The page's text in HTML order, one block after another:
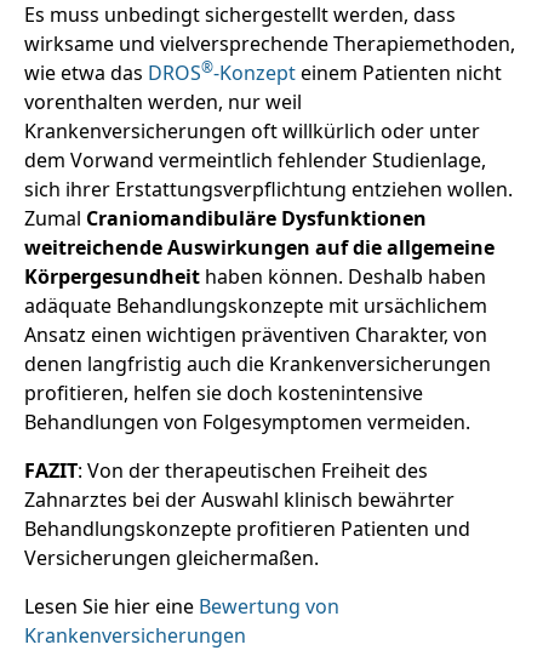
Es muss unbedingt sichergestellt werden, dass
wirksame und vielversprechende Therapiemethoden,
wie etwa das DROS®-Konzepteinem Patienten nicht
vorenthalten werden, nur weil
Krankenversicherungen oft willkürlich oder unter
dem Vorwand vermeintlich fehlender Studienlage,
sich ihrer Erstattungsverpflichtung entziehen wollen.
Zumal Craniomandibuläre Dysfunktionen
weitreichende Auswirkungen auf die allgemeine
Körpergesundheit haben können. Deshalb haben
adäquate Behandlungskonzepte mit ursächlichem
Ansatz einen wichtigen präventiven Charakter, von
denen langfristig auch die Krankenversicherungen
profitieren, helfen sie doch kostenintensive
Behandlungen von Folgesymptomen vermeiden.
FAZIT: Von der therapeutischen Freiheit des
Zahnarztes bei der Auswahl klinisch bewährter
Behandlungskonzepte profitieren Patienten und
Versicherungen gleichermaßen.
Lesen Sie hier eine Bewertung von
Krankenversicherungen